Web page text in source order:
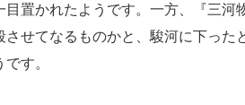
目置かれたようです。一方、『三河
させてなるものかと、駿河に下った
です。